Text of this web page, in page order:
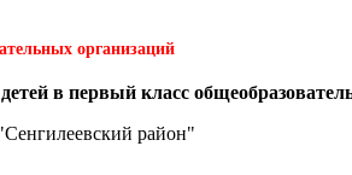
организаций
в первый класс
район"